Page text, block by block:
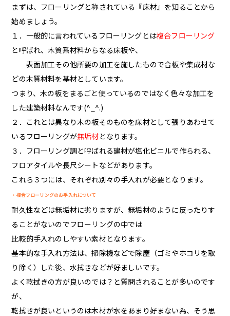
まずは、フローリングと称されている『床材』を知ることから
始めましょう。
１．一般的に言われているフローリングとは複合フローリング
と呼ばれ、木質系材料からなる床板や、
表面加工その他所要の加工を施したもので合板や集成材な
どの木質材料を基材としています。
つまり、木の板をまるごと使っているのではなく色々な加工を
した建築材料なんです(^_^.)
２．これとは異なり木の板そのものを床材として張りあわせて
いるフローリングが無垢材となります。
３．フローリング調と呼ばれる建材が塩化ビニルで作られる、
フロアタイルや長尺シートなどがあります。
これら３つには、それぞれ別々の手入れが必要となります。
・複合フローリングのお手入れについて
耐久性などは無垢材に劣りますが、無垢材のように反ったりす
ることがないのでフローリングの中では
比較的手入れのしやすい素材となります。
基本的な手入れ方法は、掃除機などで除塵（ゴミやホコリを取
り除く）した後、水拭きなどが好ましいです。
よく乾拭きの方が良いのでは？と質問されることが多いのです
が、
乾拭きが良いというのは木材が水をあまり好まない為、そう思